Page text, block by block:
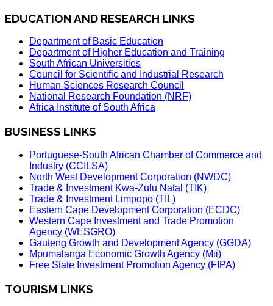
EDUCATION AND RESEARCH LINKS
Department of Basic Education
Department of Higher Education and Training
South African Universities
Council for Scientific and Industrial Research
Human Sciences Research Council
National Research Foundation (NRF)
Africa Institute of South Africa
BUSINESS LINKS
Portuguese-South African Chamber of Commerce and
Industry (CCILSA)
North West Development Corporation (NWDC)
Trade & Investment Kwa-Zulu Natal (TIK)
Trade & Investment Limpopo (TIL)
Eastern Cape Development Corporation (ECDC)
Western Cape Investment and Trade Promotion
Agency (WESGRO)
Gauteng Growth and Development Agency (GGDA)
Mpumalanga Economic Growth Agency (Mii)
Free State Investment Promotion Agency (FIPA)
TOURISM LINKS